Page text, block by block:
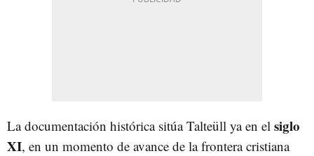
La documentación histórica sitúa Talteüll ya en el siglo
XI, en un momento de avance de la frontera cristiana